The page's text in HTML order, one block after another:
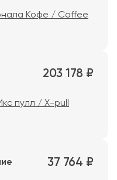
Кофе / Coffee
203 178 ₽
пулл / X-pull
37 764 ₽